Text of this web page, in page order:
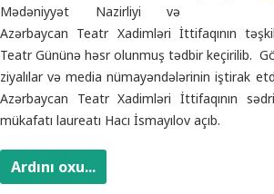
Mədəniyyət Nazirliyi və
Azərbaycan Teatr Xadimləri İttifaqının
Teatr Gününə həsr olunmuş tədbir keçirilib.
ziyalılar və media nümayəndələrinin iştirak
Azərbaycan Teatr Xadimləri İttifaqının
mükafatı laureatı Hacı İsmayılov açıb.
Ardını oxu...